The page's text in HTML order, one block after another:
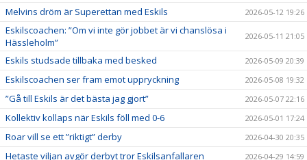
Melvins dröm är Superettan med Eskils 2026-05-12 19:26
Eskilscoachen: ”Om vi inte gör jobbet är vi chanslösa i
Hässleholm”
2026-05-11 21:05
Eskils studsade tillbaka med besked 2026-05-09 20:39
Eskilscoachen ser fram emot uppryckning 2026-05-08 19:32
”Gå till Eskils är det bästa jag gjort” 2026-05-07 22:16
Kollektiv kollaps när Eskils föll med 0-6 2026-05-01 17:24
Roar vill se ett ”riktigt” derby 2026-04-30 20:35
Hetaste viljan avgör derbyt tror Eskilsanfallaren 2026-04-29 14:59